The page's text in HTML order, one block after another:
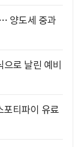
양도세 중과
로 날린 예비
티파이 유료